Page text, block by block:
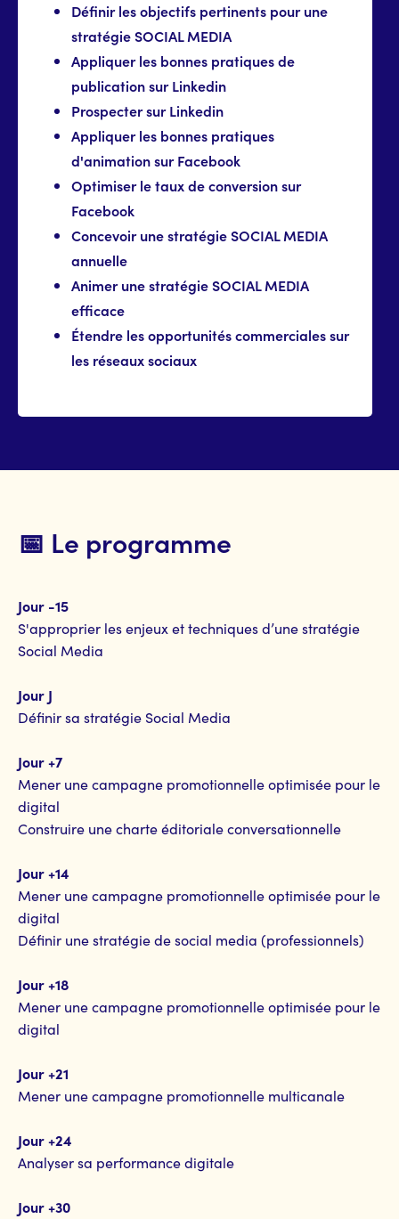
Définir les objectifs pertinents pour une
stratégie SOCIAL MEDIA
Appliquer les bonnes pratiques de
publication sur Linkedin
Prospecter sur Linkedin
Appliquer les bonnes pratiques
d'animation sur Facebook
Optimiser le taux de conversion sur
Facebook
Concevoir une stratégie SOCIAL MEDIA
annuelle
Animer une stratégie SOCIAL MEDIA
efficace
Étendre les opportunités commerciales sur
les réseaux sociaux
📅 Le programme
Jour -15
S'approprier les enjeux et techniques d’une stratégie
Social Media
Jour J
Définir sa stratégie Social Media
Jour +7
Mener une campagne promotionnelle optimisée pour le
digital
Construire une charte éditoriale conversationnelle
Jour +14
Mener une campagne promotionnelle optimisée pour le
digital
Définir une stratégie de social media (professionnels)
Jour +18
Mener une campagne promotionnelle optimisée pour le
digital
Jour +21
Mener une campagne promotionnelle multicanale
Jour +24
Analyser sa performance digitale
Jour +30